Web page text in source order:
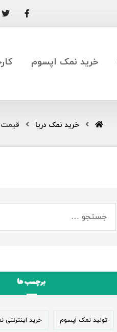
خرید نمک اپسوم
خرید نمک دریا قیمت
برچسب ها
تولید نمک اپسوم خرید اینترنتی